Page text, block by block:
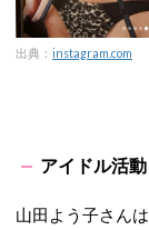
出典： instagram.com
アイドル活動
山田よう子さんは